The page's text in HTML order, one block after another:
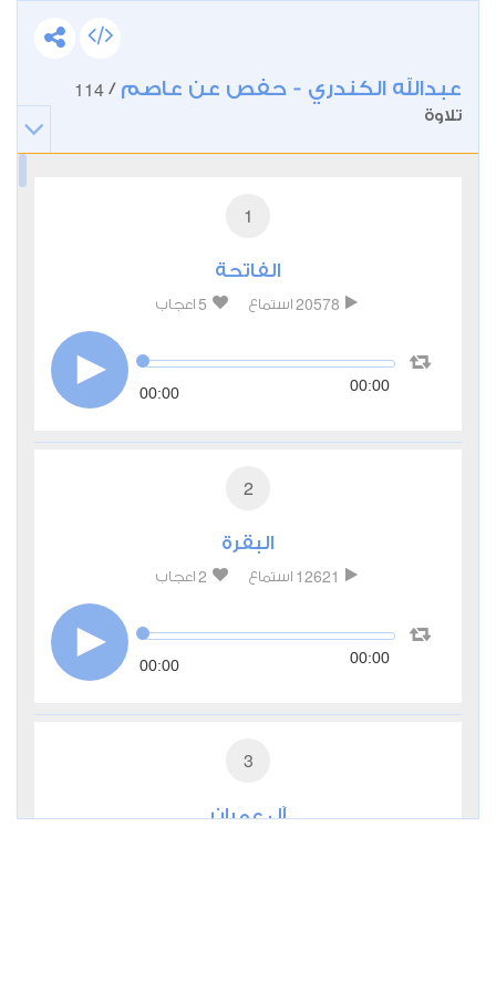
عبدالله الكندري - حفص عن عاصم /
114
تلاوة
1
الفاتحة
20578 استماع 5 اعجاب
00:00 00:00
2
البقرة
12621 استماع 2 اعجاب
00:00 00:00
3
آل عمران